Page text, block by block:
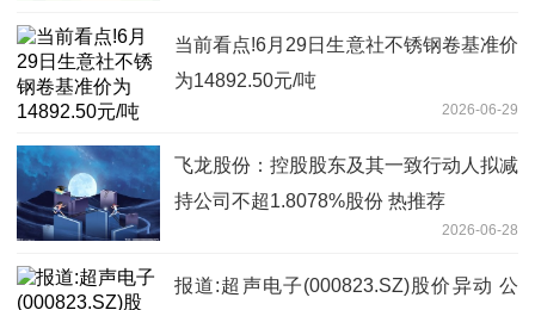
当前看点!6月29日生意社不锈钢卷基准价
为14892.50元/吨
2026-06-29
飞龙股份：控股股东及其一致行动人拟减
持公司不超1.8078%股份 热推荐
2026-06-28
报道:超声电子(000823.SZ)股价异动 公